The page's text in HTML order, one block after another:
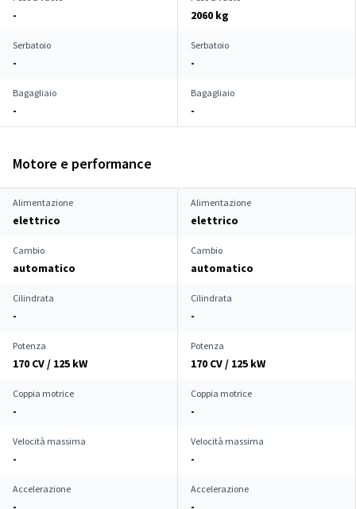
- 2060 kg
Serbatoio
-
Serbatoio
-
Bagagliaio
-
Bagagliaio
-
Motore e performance
Alimentazione
elettrico
Alimentazione
elettrico
Cambio
automatico
Cambio
automatico
Cilindrata
-
Cilindrata
-
Potenza
170 CV / 125 kW
Potenza
170 CV / 125 kW
Coppia motrice
-
Coppia motrice
-
Velocità massima
-
Velocità massima
-
Accelerazione Accelerazione